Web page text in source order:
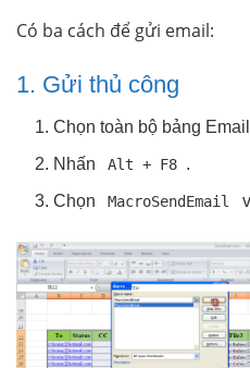
Có ba cách để gửi email:
1. Gửi thủ công
Chọn toàn bộ bảng
Nhấn
Alt + F8 .
Chọn
MacroSendEmail